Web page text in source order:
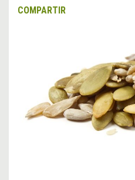
COMPARTIR